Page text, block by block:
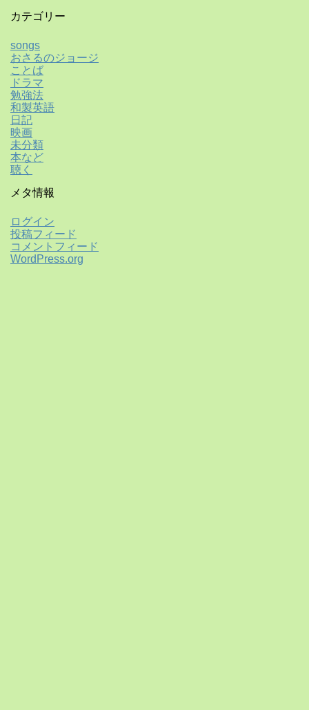
カテゴリー
songs
おさるのジョージ
ことば
ドラマ
勉強法
和製英語
日記
映画
未分類
本など
聴く
メタ情報
ログイン
投稿フィード
コメントフィード
WordPress.org